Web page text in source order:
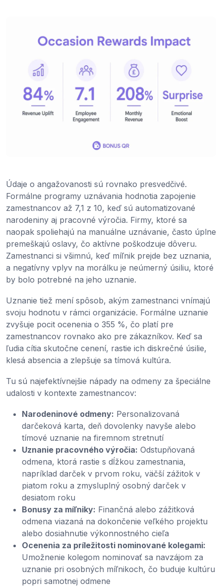
Údaje o angažovanosti sú rovnako presvedčivé.
Formálne programy uznávania hodnotia zapojenie
zamestnancov až 7,1 z 10, keď sú automatizované
narodeniny aj pracovné výročia. Firmy, ktoré sa
naopak spoliehajú na manuálne uznávanie, často úplne
premeškajú oslavy, čo aktívne poškodzuje dôveru.
Zamestnanci si všimnú, keď míľnik prejde bez uznania,
a negatívny vplyv na morálku je neúmerný úsiliu, ktoré
by bolo potrebné na jeho uznanie.
Uznanie tiež mení spôsob, akým zamestnanci vnímajú
svoju hodnotu v rámci organizácie. Formálne uznanie
zvyšuje pocit ocenenia o 355 %, čo platí pre
zamestnancov rovnako ako pre zákazníkov. Keď sa
ľudia cítia skutočne cenení, rastie ich diskrečné úsilie,
klesá absencia a zlepšuje sa tímová kultúra.
Tu sú najefektívnejšie nápady na odmeny za špeciálne
udalosti v kontexte zamestnancov:
Narodeninové odmeny: Personalizovaná
darčeková karta, deň dovolenky navyše alebo
tímové uznanie na firemnom stretnutí
Uznanie pracovného výročia: Odstupňovaná
odmena, ktorá rastie s dĺžkou zamestnania,
napríklad darček v prvom roku, väčší zážitok v
piatom roku a zmysluplný osobný darček v
desiatom roku
Bonusy za míľniky: Finančná alebo zážitková
odmena viazaná na dokončenie veľkého projektu
alebo dosiahnutie výkonnostného cieľa
Ocenenia za príležitosti nominované kolegami:
Umožnenie kolegom nominovať sa navzájom za
uznanie pri osobných míľnikoch, čo buduje kultúru
popri samotnej odmene